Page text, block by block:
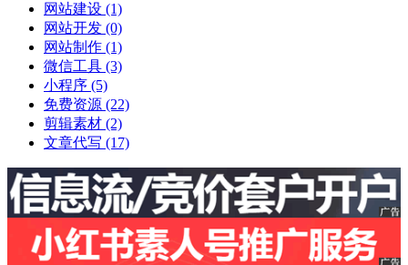
网站建设 (1)
网站开发 (0)
网站制作 (1)
微信工具 (3)
小程序 (5)
免费资源 (22)
剪辑素材 (2)
文章代写 (17)